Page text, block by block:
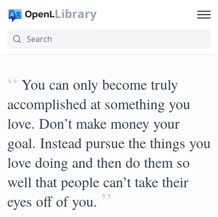
Library
“ You can only become truly
accomplished at something you
love. Don’t make money your
goal. Instead pursue the things you
love doing and then do them so
well that people can’t take their
eyes off of you. ”